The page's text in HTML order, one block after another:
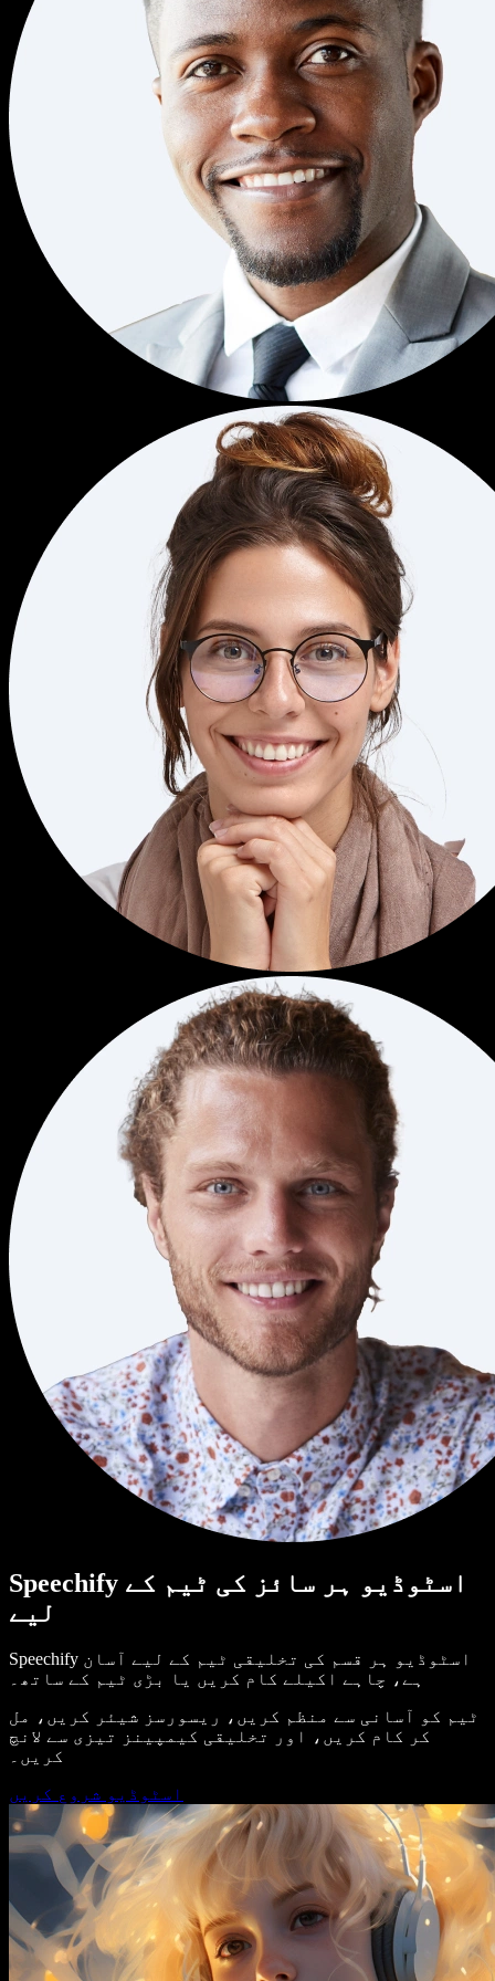
Speechify اسٹوڈیو ہر سائز کی ٹیم کے
لیے
Speechify اسٹوڈیو ہر قسم کی تخلیقی ٹیم کے لیے آسان
ہے، چاہے اکیلے کام کریں یا بڑی ٹیم کے ساتھ۔
ٹیم کو آسانی سے منظم کریں، ریسورسز شیئر کریں، مل
کر کام کریں، اور تخلیقی کیمپینز تیزی سے لانچ
کریں۔
اسٹوڈیو شروع کریں